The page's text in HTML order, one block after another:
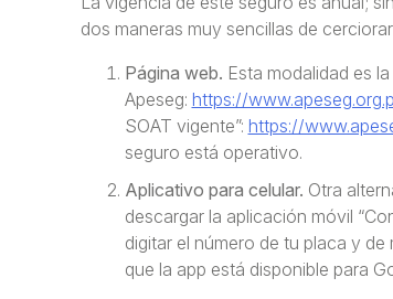
dos maneras muy sencillas de
Página web. Esta modalidad es
Apeseg: https://
SOAT vigente”: https://
seguro está operativo.
Aplicativo para celular. Otra
descargar la aplicación móvil
digitar el número de tu placa y
que la app está disponible para